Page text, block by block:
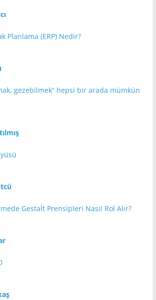
Planlama (ERP) Nedir?
gezebilmek” hepsi bir arada mümkün
Gestalt Prensipleri Nasıl Rol Alır?